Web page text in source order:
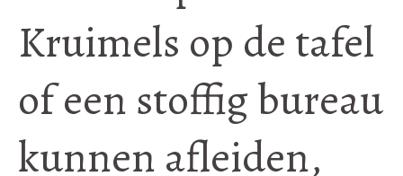
Kruimels op de tafel
of een stoffig bureau
kunnen afleiden,